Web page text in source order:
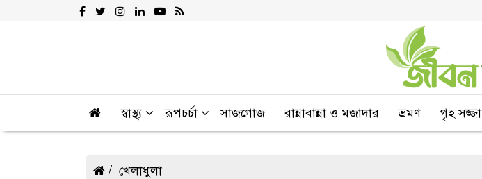
স্বাস্থ্য রূপচর্চা সাজগোজ রান্নাবান্না ও মজাদার ভ্রমণ গৃহ সজ্জা
খেলাধুলা